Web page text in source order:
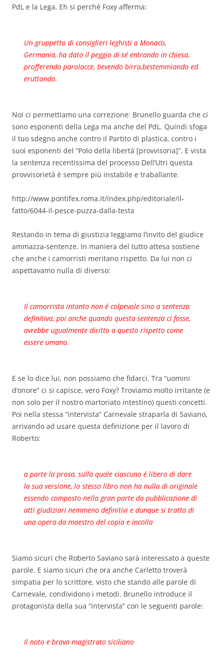
PdL e la Lega. Eh si perchè Foxy afferma:
Un gruppetto di consiglieri leghisti a Monaco,
Germania, ha dato il peggio di sé entrando in chiesa,
profferendo parolacce, bevendo birra,bestemmiando ed
eruttando.
Noi ci permettiamo una correzione: Brunello guarda che ci
sono esponenti della Lega ma anche del PdL. Quindi sfoga
il tuo sdegno anche contro il Partito di plastica, contro i
suoi esponenti del “Polo della libertà [provvisoria]”. E vista
la sentenza recentissima del processo Dell’Utri questa
provvisorietà è sempre più instabile e traballante.
http://www.pontifex.roma.it/index.php/editoriale/il-
fatto/6044-il-pesce-puzza-dalla-testa
Restando in tema di giustizia leggiamo l’invito del giudice
ammazza-sentenze. In maniera del tutto attesa sostiene
che anche i camorristi meritano rispetto. Da lui non ci
aspettavamo nulla di diverso:
Il camorrista intanto non é colpevole sino a sentenza
definitiva, poi anche quando questa sentenza ci fosse,
avrebbe ugualmente diritto a questo rispetto come
essere umano.
E se lo dice lui, non possiamo che fidarci. Tra “uomini
d’onore” ci si capisce, vero Foxy? Troviamo molto irritante (e
non solo per il nostro martoriato intestino) questi concetti.
Poi nella stessa “intervista” Carnevale straparla di Saviano,
arrivando ad usare questa definizione per il lavoro di
Roberto:
a parte la prosa, sulla quale ciascuno é libero di dare
la sua versione, lo stesso libro non ha nulla di originale
essendo composto nella gran parte da pubblicazione di
atti giudiziari nemmeno definitivi e dunque si tratta di
una opera da maestro del copia e incolla
Siamo sicuri che Roberto Saviano sarà interessato a queste
parole. E siamo sicuri che ora anche Carletto troverà
simpatia per lo scrittore, visto che stando alle parole di
Carnevale, condividono i metodi. Brunello introduce il
protagonista della sua “intervista” con le seguenti parole:
Il noto e bravo magistrato siciliano